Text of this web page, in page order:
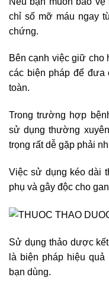
chỉ số mỡ máu ngay
chứng.
Bên cạnh việc giữ cho
các biện pháp để
toàn.
Trong trường hợp
sử dụng thường
trọng rất dễ gặp phải
Việc sử dụng kéo dài
phụ và gây độc cho
Sử dụng thảo dược
là biện pháp hiệu
bạn dùng.